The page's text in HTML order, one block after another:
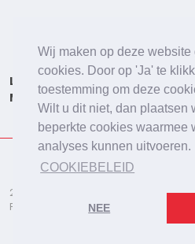
Wij maken op deze website
cookies. Door op 'Ja' te
toestemming om deze
Wilt u dit niet, dan plaatsen
beperkte cookies waarmee
analyses kunnen uitvoeren.
COOKIEBELEID
NEE
Lid worden Onderzoeken
Meldpunt Beleidsonderzoek
2026 © De Vereniging voor
Privacybeleid
Cookies